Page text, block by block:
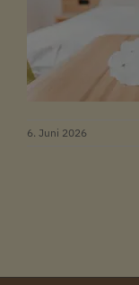
6. Juni 2026